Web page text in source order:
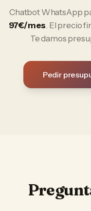
Chatbot WhatsApp
97€/mes. El precio
Te damos
Pedir